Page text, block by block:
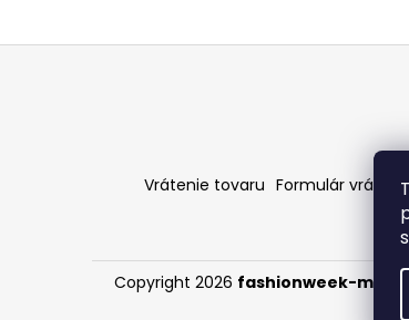
Z
Vrátenie tovaru Formulár
Copyright 2026 fashionweek-